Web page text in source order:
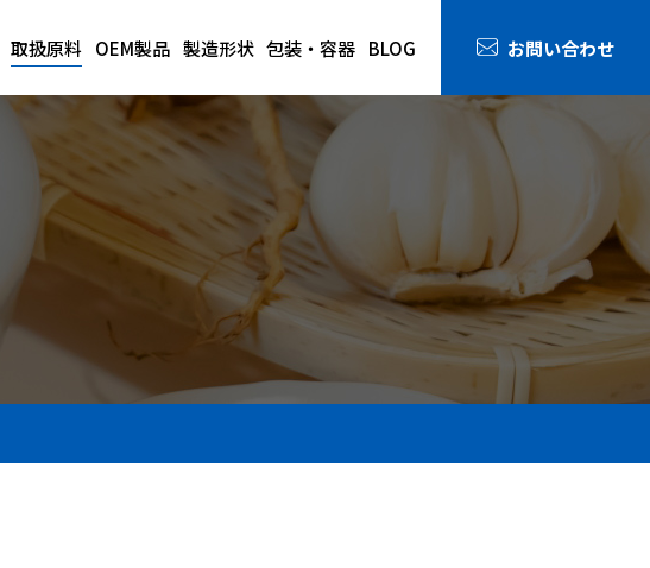
取扱原料 OEM製品 製造形状 包装・容器 BLOG お問い合わせ